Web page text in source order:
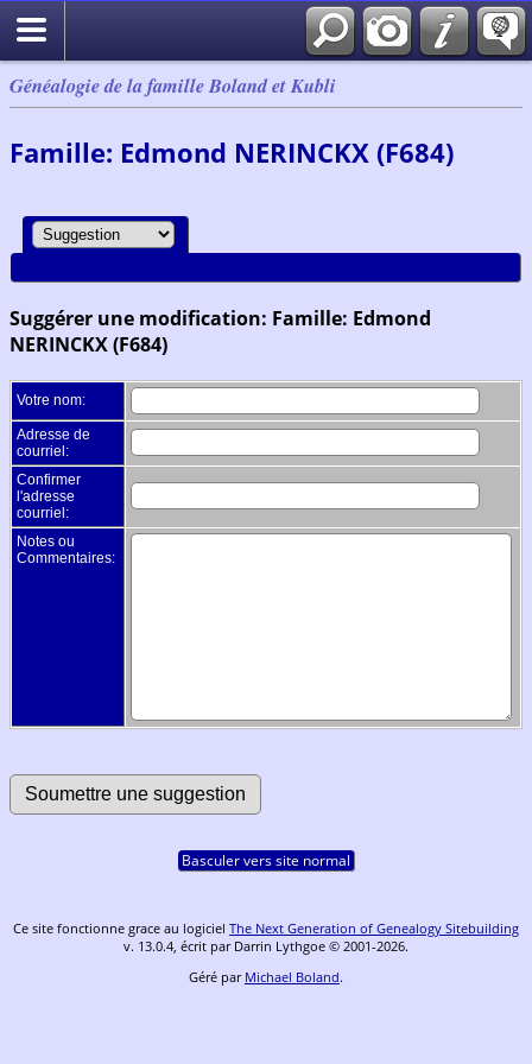
Généalogie de la famille Boland et Kubli
Famille: Edmond NERINCKX (F684)
Suggérer une modification: Famille: Edmond
NERINCKX (F684)
Votre nom:
Adresse de
courriel:
Confirmer
l'adresse
courriel:
Notes ou
Commentaires:
Basculer vers site normal
Ce site fonctionne grace au logiciel The Next Generation of Genealogy Sitebuilding
v. 13.0.4, écrit par Darrin Lythgoe © 2001-2026.
Géré par Michael Boland.